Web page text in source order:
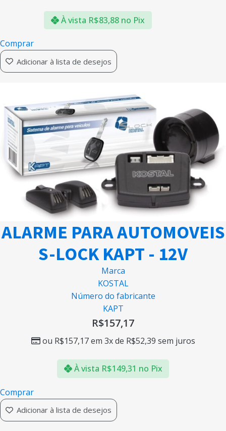
À vista R$83,88 no Pix
Comprar
Adicionar à lista de desejos
ALARME PARA AUTOMOVEIS
S-LOCK KAPT - 12V
Marca
KOSTAL
Número do fabricante
KAPT
R$157,17
ou R$157,17em 3x de R$52,39 sem juros
À vista R$149,31 no Pix
Comprar
Adicionar à lista de desejos